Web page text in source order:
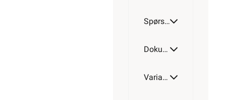
Spørsmål og svar
Dokumentasjon
Varianter av artikkel